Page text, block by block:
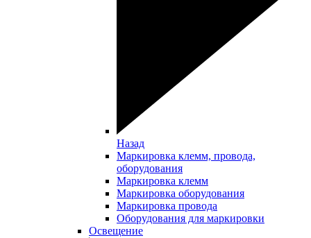
Назад
Маркировка клемм, провода,
оборудования
Маркировка клемм
Маркировка оборудования
Маркировка провода
Оборудования для маркировки
Освещение